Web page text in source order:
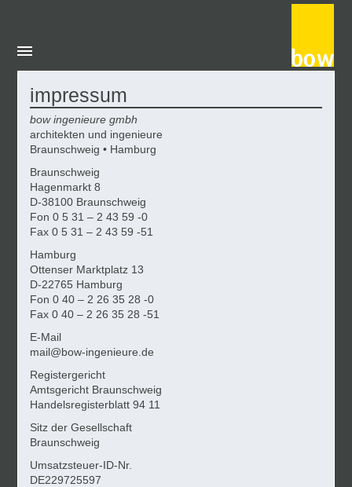
impressum
bow ingenieure gmbh
architekten und ingenieure
Braunschweig • Hamburg
Braunschweig
Hagenmarkt 8
D-38100 Braunschweig
Fon 0 5 31 – 2 43 59 -0
Fax 0 5 31 – 2 43 59 -51
Hamburg
Ottenser Marktplatz 13
D-22765 Hamburg
Fon 0 40 – 2 26 35 28 -0
Fax 0 40 – 2 26 35 28 -51
E-Mail
mail@bow-ingenieure.de
Registergericht
Amtsgericht Braunschweig
Handelsregisterblatt 94 11
Sitz der Gesellschaft
Braunschweig
Umsatzsteuer-ID-Nr.
DE229725597